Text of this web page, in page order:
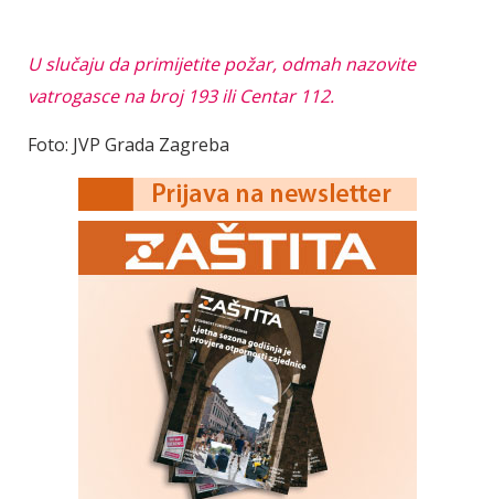
U slučaju da primijetite požar, odmah nazovite
vatrogasce na broj 193 ili Centar 112.
Foto: JVP Grada Zagreba